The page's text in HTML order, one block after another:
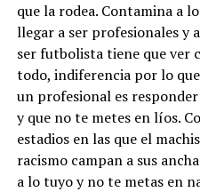
que la rodea. Contamina a
llegar a ser profesionales y
ser futbolista tiene que ver
todo, indiferencia por lo
un profesional es
y que no te metes en líos.
estadios en las que el
racismo campan a sus
a lo tuyo y no te metas en